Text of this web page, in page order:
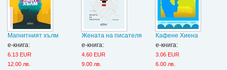
Магнитният хълм
е-книга:
6.13 EUR
12.00 лв.
Жената на писателя
е-книга:
4.60 EUR
9.00 лв.
Кафене Хиена
е-книга:
3.06 EUR
6.00 лв.